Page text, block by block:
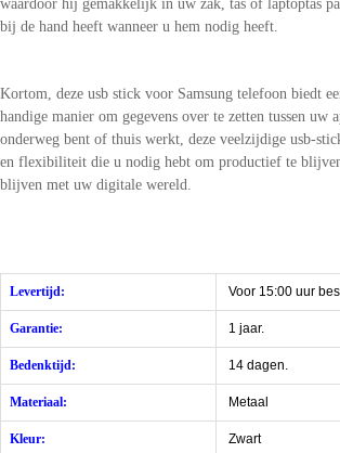
waardoor hij gemakkelijk in uw zak, tas of laptoptas
bij de hand heeft wanneer u hem nodig heeft.
Kortom, deze usb stick voor Samsung telefoon biedt
handige manier om gegevens over te zetten tussen uw
onderweg bent of thuis werkt, deze veelzijdige usb-
en flexibiliteit die u nodig hebt om productief te
blijven met uw digitale wereld.
Levertijd: Voor 15:00 uur
Garantie: 1 jaar.
Bedenktijd: 14 dagen.
Materiaal: Metaal
Kleur: Zwart